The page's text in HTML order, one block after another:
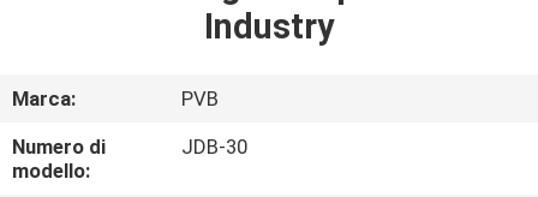
SPETTACOLO
VR
Industry
Marca:
PVB
Numero di
modello:
JDB-30